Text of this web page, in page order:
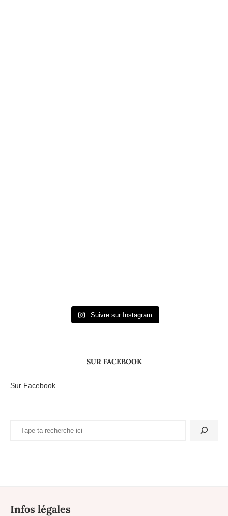
Suivre sur Instagram
SUR FACEBOOK
Sur Facebook
Infos légales